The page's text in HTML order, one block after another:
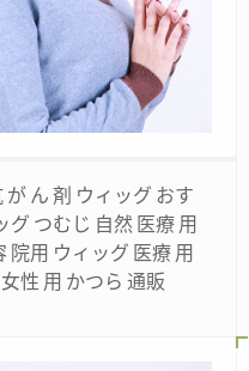
ん 剤 ウィッグ おす
グ つむじ 自然 医療 用
院用 ウィッグ 医療 用
性 用 かつら 通販